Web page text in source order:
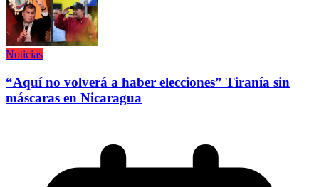
Noticias
“Aquí no volverá a haber elecciones” Tiranía sin
máscaras en Nicaragua